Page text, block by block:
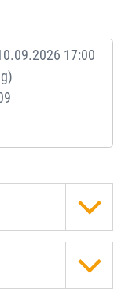
17:00